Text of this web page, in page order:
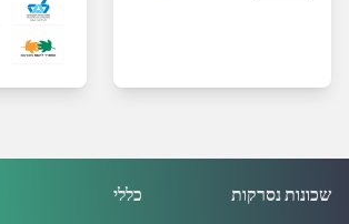
כללי שכונות נסרקות